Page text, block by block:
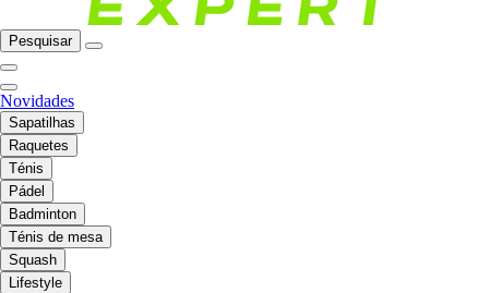
Pesquisar
Novidades
Sapatilhas
Raquetes
Ténis
Pádel
Badminton
Ténis de mesa
Squash
Lifestyle